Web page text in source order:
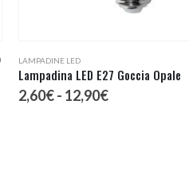
LAMPADINE LED
Lampadina LED E27 Goccia Opale
2,60€- 12,90€Fascia